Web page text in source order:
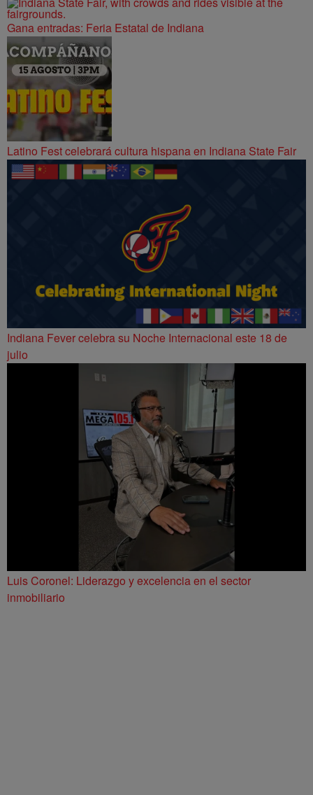
Gana entradas: Feria Estatal de Indiana
Latino Fest celebrará cultura hispana en Indiana State Fair
Indiana Fever celebra su Noche Internacional este 18 de
julio
Luis Coronel: Liderazgo y excelencia en el sector
inmobiliario